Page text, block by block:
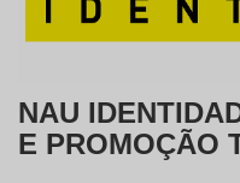
NAU
E PROMOÇÃO